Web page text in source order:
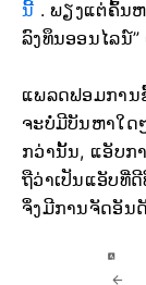
ນີ້ . ພຽງແຕ່ຄົ້ນ
ລົງທຶນອອນໄລນ໌
ແພລດຟອມການ
ຈະບໍ່ມີບັນຫາໃດ
ກວ່ານັ້ນ, ແອັບກ
ຖືວ່າເປັນແອັບທີ່
ຈຶ່ງມີການຈັດອັນ